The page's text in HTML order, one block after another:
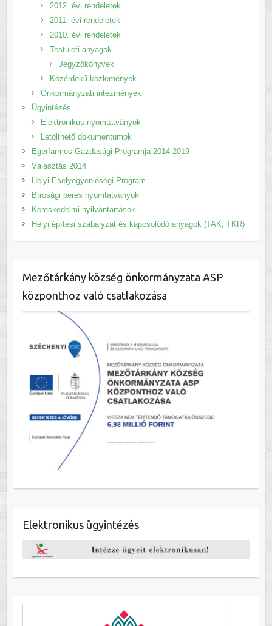
2012. évi rendeletek
2011. évi rendeletek
2010. évi rendeletek
Testületi anyagok
Jegyzőkönyvek
Közérdekű közlemények
Önkormányzati intézmények
Ügyintézés
Elektronikus nyomtatványok
Letölthető dokumentumok
Egerfarmos Gazdasági Programja 2014-2019
Választás 2014
Helyi Esélyegyenlőségi Program
Bírósági peres nyomtatványok
Kereskedelmi nyilvántartások
Helyi építési szabályzat és kapcsolódó anyagok (TAK, TKR)
Mezőtárkány község önkormányzata ASP
központhoz való csatlakozása
Elektronikus ügyintézés